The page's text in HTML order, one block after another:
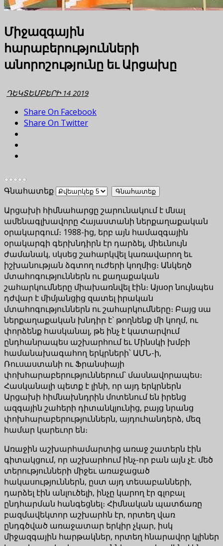
Միջազգային
հարաբերությունների
անորոշությունը եւ Արցախը
ԴԵԿՏԵՄԲԵՐԻ 14 2019
Share On Facebook
Share On Twitter
Գնահատեք
Արցախի հիմնահարցը շարունակում է մնալ
ամենագլխավորը Հայաստանի ներքաղաքական
օրակարգում։ 1988-ից, երբ այն համազգային
օրակարգի գերխնդիրն էր դարձել, միեւնույն
ժամանակ, սկսեց շահարկվել կառավարող եւ
իշխանության ձգտող ուժերի կողմից։ Անկեղծ
մտահոգություններն ու քաղաքական
շահարկումները միախառնվել էին։ Այսօր նույնպես
դժվար է միմյանցից զատել իրական
մտահոգություններն ու շահարկումները։ Բայց սա
ներքաղաքական խնդիր է` թողնենք մի կողմ, ու
փորձենք հասկանալ, թե ինչ է կատարվում
ընդհանրապես աշխարհում եւ Մինսկի խմբի
համանախագահող երկրների՝ ԱՄՆ-ի,
Ռուսաստանի ու Ֆրանսիայի
փոխհարաբերություններում` մասնավորապես։
Հասկանալի պետք է լինի, որ այդ երկրներն
Արցախի հիմնախնդրին մոտենում են իրենց
ազգային շահերի դիտանկյունից, բայց նրանց
փոխհարաբերություններն, այդուհանդերձ, մեզ
համար կարեւոր են։
Առաջին աշխարհամարտից առաջ շատերն էին
գիտակցում, որ աշխարհում ինչ-որ բան այն չէ. մեծ
տերությունների միջեւ առաջացած
հակասություններն, ըստ այդ տեսաբանների,
դարձել էին անլուծելի, ինչը կարող էր գլոբալ
ընդհարման հանգեցնել։ Հիմնական պատճառը
բազմավեկտոր աշխարհն էր, որտեղ վառ
ընդգծված առաջատար երկիր չկար, իսկ
միջազգային հարթակներ, որտեղ հնարավոր կլիներ